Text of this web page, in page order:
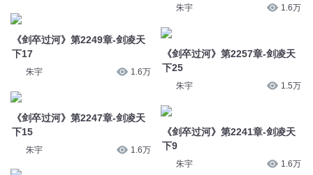
《剑卒过河》第2249章-剑凌天
下17
朱宇 1.6万
《剑卒过河》第2247章-剑凌天
下15
朱宇 1.6万
朱宇 1.6万
《剑卒过河》第2257章-剑凌天
下25
朱宇 1.5万
《剑卒过河》第2241章-剑凌天
下9
朱宇 1.6万